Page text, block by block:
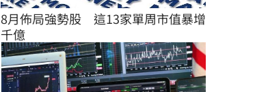
8月佈局強勢股　這13家單周市值暴增
千億